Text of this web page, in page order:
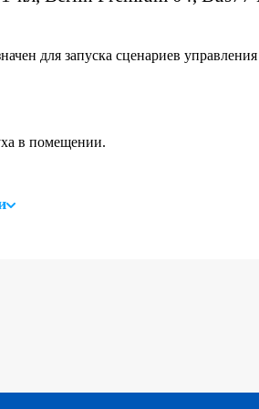
для запуска сценариев
в помещении.